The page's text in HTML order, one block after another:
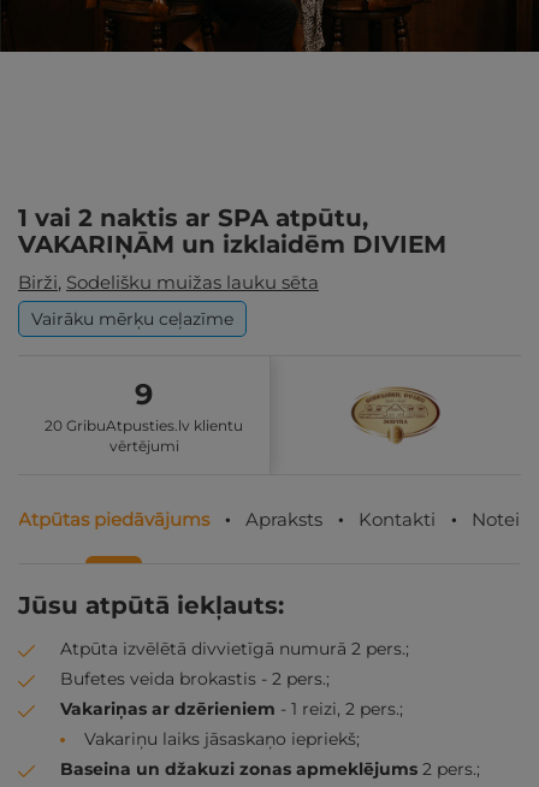
1 vai 2 naktis ar SPA atpūtu,
VAKARIŅĀM un izklaidēm DIVIEM
Birži, Sodelišku muižas lauku sēta
Vairāku mērķu ceļazīme
9
20 GribuAtpusties.lv klientu
vērtējumi
Atpūtas piedāvājums Apraksts Kontakti
Jūsu atpūtā iekļauts:
Atpūta izvēlētā divvietīgā numurā 2 pers.;
Bufetes veida brokastis - 2 pers.;
Vakariņas ar dzērieniem - 1 reizi, 2 pers.;
Vakariņu laiks jāsaskaņo iepriekš;
Baseina un džakuzi zonas apmeklējums 2 pers.;